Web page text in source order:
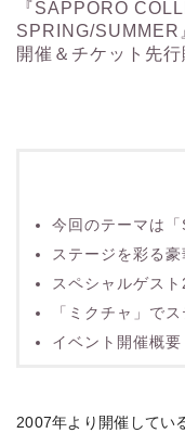
『SAPPORO
SPRING/SUMMER
開催＆チケット先行
今回のテーマは
ステージを彩る
スペシャルゲスト
「ミクチャ」で
イベント開催概要
2007年より開催してい